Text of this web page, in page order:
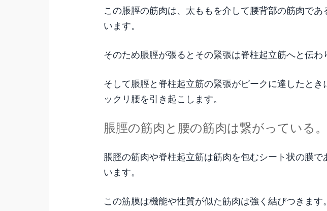
この脹脛の筋肉は、太ももを介して腰背部の筋肉で
います。
そのため脹脛が張るとその緊張は脊柱起立筋へと伝わ
そして脹脛と脊柱起立筋の緊張がピークに達したと
ックリ腰を引き起こします。
脹脛の筋肉と腰の筋肉は繋がっている。
脹脛の筋肉や脊柱起立筋は筋肉を包むシート状の膜
います。
この筋膜は機能や性質が似た筋肉は強く結びつきます。